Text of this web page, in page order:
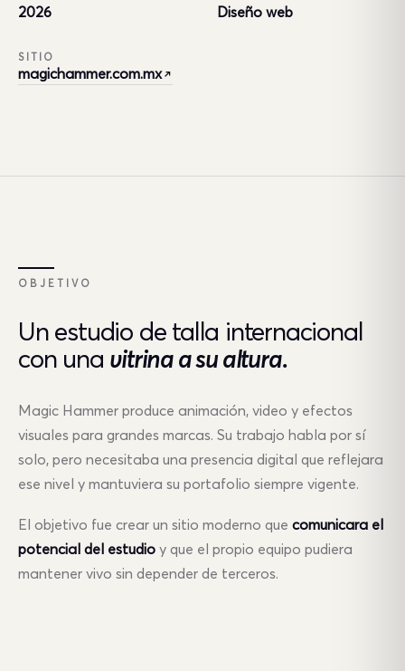
2026 Diseño web
SITIO
magichammer.com.mx
OBJETIVO
Un estudio de talla internacional
con una vitrina a su altura.
Magic Hammer produce animación, video y efectos
visuales para grandes marcas. Su trabajo habla por sí
solo, pero necesitaba una presencia digital que reflejara
ese nivel y mantuviera su portafolio siempre vigente.
El objetivo fue crear un sitio moderno que comunicara el
potencial del estudio y que el propio equipo pudiera
mantener vivo sin depender de terceros.